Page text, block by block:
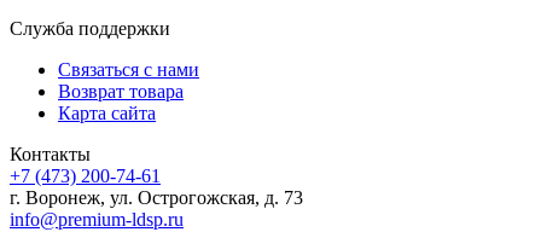
Служба поддержки
Связаться с нами
Возврат товара
Карта сайта
Контакты
+7 (473) 200-74-61
г. Воронеж, ул. Острогожская, д. 73
info@premium-ldsp.ru